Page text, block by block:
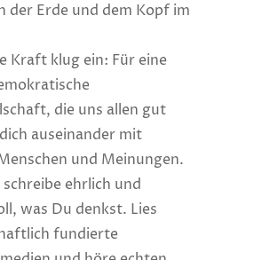
der Erde und dem Kopf im
Kraft klug ein: Für eine
die uns allen gut
auseinander mit
und Meinungen.
schreibe ehrlich und
was Du denkst. Lies
fundierte